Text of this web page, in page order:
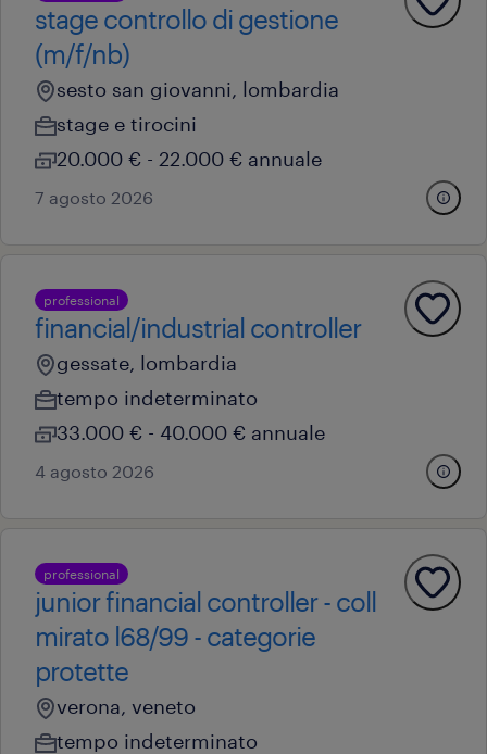
stage controllo di gestione
(m/f/nb)
sesto san giovanni, lombardia
stage e tirocini
20.000 € - 22.000 € annuale
7 agosto 2026
professional
financial/industrial controller
gessate, lombardia
tempo indeterminato
33.000 € - 40.000 € annuale
4 agosto 2026
professional
junior financial controller - coll
mirato l68/99 - categorie
protette
verona, veneto
tempo indeterminato